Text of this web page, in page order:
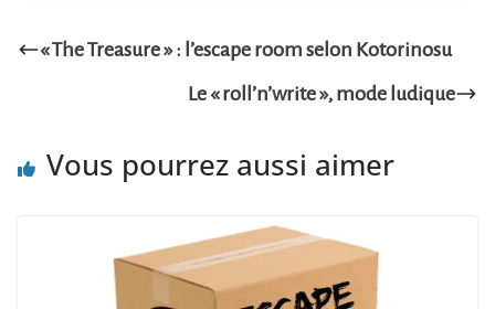
« The Treasure » : l’escape room selon Kotorinosu
Le « roll’n’write », mode ludique
Vous pourrez aussi aimer